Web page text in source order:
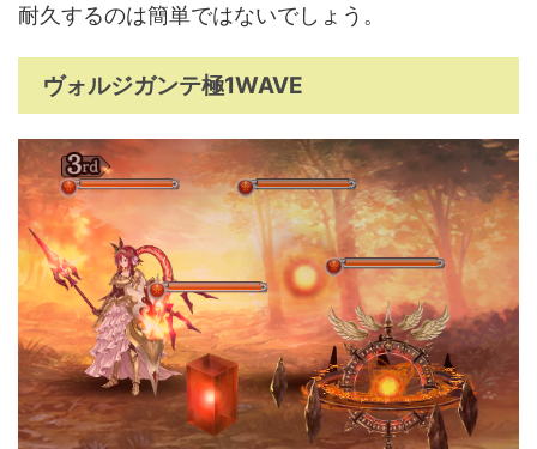
耐久するのは簡単ではないでしょう。
ヴォルジガンテ極1WAVE